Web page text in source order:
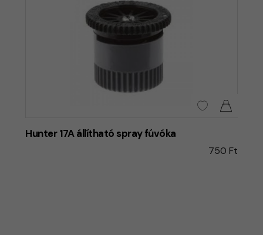
Hunter 17A állítható spray fúvóka
750 Ft